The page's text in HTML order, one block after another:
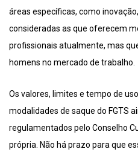
áreas específicas, como
consideradas as que oferecem
profissionais atualmente, mas
homens no mercado de trabalho.
Os valores, limites e tempo de
modalidades de saque do FGTS
regulamentados pelo Conselho
própria. Não há prazo para que